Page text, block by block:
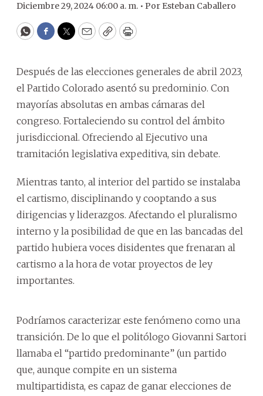
Diciembre 29, 2024 06:00 a. m. • Por Esteban Caballero
WhatsApp
Facebook
Twitter
EmailCopyPrint
Después de las elecciones generales de abril 2023,
el Partido Colorado asentó su predominio. Con
mayorías absolutas en ambas cámaras del
congreso. Fortaleciendo su control del ámbito
jurisdiccional. Ofreciendo al Ejecutivo una
tramitación legislativa expeditiva, sin debate.
Mientras tanto, al interior del partido se instalaba
el cartismo, disciplinando y cooptando a sus
dirigencias y liderazgos. Afectando el pluralismo
interno y la posibilidad de que en las bancadas del
partido hubiera voces disidentes que frenaran al
cartismo a la hora de votar proyectos de ley
importantes.
Podríamos caracterizar este fenómeno como una
transición. De lo que el politólogo Giovanni Sartori
llamaba el “partido predominante” (un partido
que, aunque compite en un sistema
multipartidista, es capaz de ganar elecciones de